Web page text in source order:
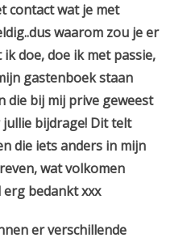
contact wat je met
waarom zou je er
doe, doe ik met passie,
gastenboek staan
die bij mij prive geweest
bijdrage! Dit telt
die iets anders in mijn
wat volkomen
erg bedankt xxx
er verschillende